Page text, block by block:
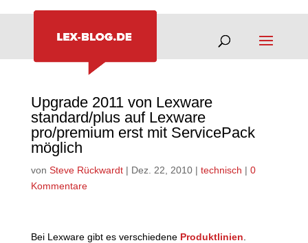
Upgrade 2011 von Lexware
standard/plus auf Lexware
pro/premium erst mit ServicePack
möglich
von Steve Rückwardt| Dez. 22, 2010| technisch | 0
Kommentare
Bei Lexware gibt es verschiedene Produktlinien